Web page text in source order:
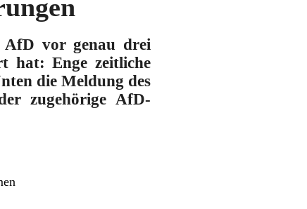
AfD vor genau drei
hat: Enge zeitliche
die Meldung des
zugehörige AfD-